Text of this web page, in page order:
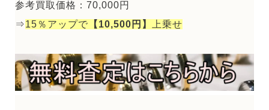
参考買取価格：70,000円
⇒15％アップで 【10,500円】 上乗せ